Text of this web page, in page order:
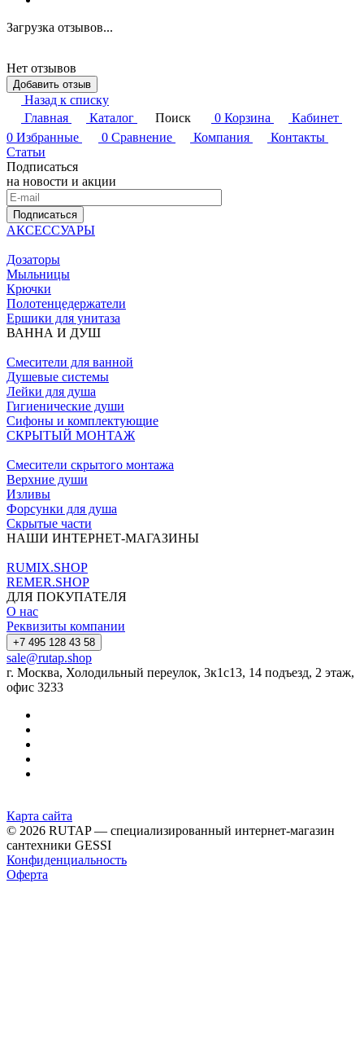
Загрузка отзывов...
Нет отзывов
Добавить отзыв
Назад к списку
Главная
Каталог Поиск 0 Корзина
Кабинет
0 Избранные 0 Сравнение Компания
Контакты
Статьи
Подписаться
на новости и акции
Подписаться
АКСЕССУАРЫ
Дозаторы
Мыльницы
Крючки
Полотенцедержатели
Ершики для унитаза
ВАННА И ДУШ
Смесители для ванной
Душевые системы
Лейки для душа
Гигиенические души
Сифоны и комплектующие
СКРЫТЫЙ МОНТАЖ
Смесители скрытого монтажа
Верхние души
Изливы
Форсунки для душа
Скрытые части
НАШИ ИНТЕРНЕТ-МАГАЗИНЫ
RUMIX.SHOP
REMER.SHOP
ДЛЯ ПОКУПАТЕЛЯ
О нас
Реквизиты компании
+7 495 128 43 58
sale@rutap.shop
г. Москва, Холодильный переулок, 3к1с13, 14 подъезд, 2 этаж,
офис 3233
Карта сайта
© 2026 RUTAP — специализированный интернет-магазин
сантехники GESSI
Конфиденциальность
Оферта